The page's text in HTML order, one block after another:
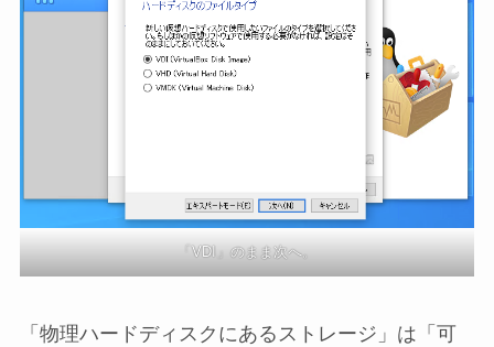
「VDI」のまま次へ。
「物理ハードディスクにあるストレージ」は「可